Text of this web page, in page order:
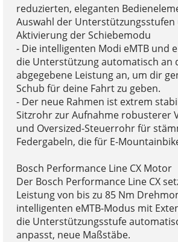
reduzierten, eleganten
Auswahl der Unterstützungsstufen
Aktivierung der Schiebemodu
- Die intelligenten Modi eMTB und
die Unterstützung automatisch an
abgegebene Leistung an, um dir
Schub für deine Fahrt zu geben.
- Der neue Rahmen ist extrem
Sitzrohr zur Aufnahme robusterer
und Oversized-Steuerrohr für
Federgabeln, die für E-
Bosch Performance Line CX Motor
Der Bosch Performance Line CX
Leistung von bis zu 85 Nm
intelligenten eMTB-Modus mit
die Unterstützungsstufe
anpasst, neue Maßstäbe.